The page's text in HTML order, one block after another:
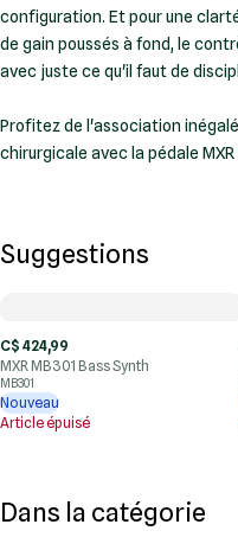
configuration. Et pour une
de gain poussés à fond, le
avec juste ce qu'il faut de
Profitez de l'association
chirurgicale avec la pédale MXR
Suggestions
C$ 424,99
MXR MB301 Bass Synth
MB301
Nouveau
Article épuisé
Dans la catégorie